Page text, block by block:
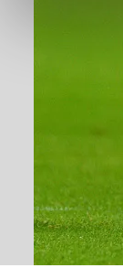
Sizlere daha
çerezler
amacıyla
reklam/
Çerezlere
6698 sayılı
mevzuata